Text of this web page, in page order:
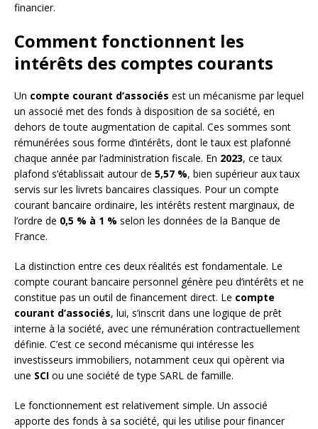
financier.
Comment fonctionnent les
intérêts des comptes courants
Un compte courant d’associés est un mécanisme par lequel
un associé met des fonds à disposition de sa société, en
dehors de toute augmentation de capital. Ces sommes sont
rémunérées sous forme d’intérêts, dont le taux est plafonné
chaque année par l’administration fiscale. En 2023, ce taux
plafond s’établissait autour de 5,57 %, bien supérieur aux taux
servis sur les livrets bancaires classiques. Pour un compte
courant bancaire ordinaire, les intérêts restent marginaux, de
l’ordre de 0,5 % à 1 % selon les données de la Banque de
France.
La distinction entre ces deux réalités est fondamentale. Le
compte courant bancaire personnel génère peu d’intérêts et ne
constitue pas un outil de financement direct. Le compte
courant d’associés, lui, s’inscrit dans une logique de prêt
interne à la société, avec une rémunération contractuellement
définie. C’est ce second mécanisme qui intéresse les
investisseurs immobiliers, notamment ceux qui opèrent via
une SCI ou une société de type SARL de famille.
Le fonctionnement est relativement simple. Un associé
apporte des fonds à sa société, qui les utilise pour financer